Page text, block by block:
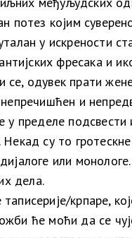
потез којим
у
фресака и
се, одувек прати
и
пределе
су то
или
дела.
крпаре,
ће моћи да се